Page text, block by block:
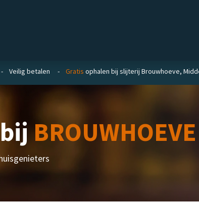
- Veilig betalen - Gratis ophalen bij slijterij Brouwhoeve,
BROUWHOEVE